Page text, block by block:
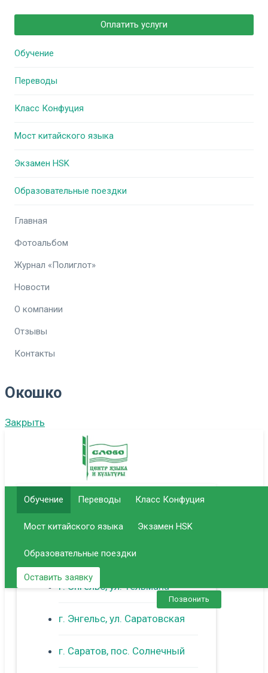
Оплатить услуги
Обучение
Переводы
Класс Конфуция
Мост китайского языка
Экзамен HSK
Образовательные поездки
Главная
Фотоальбом
Журнал «Полиглот»
Новости
О компании
Отзывы
Контакты
Окошко
Закрыть
Позвонить
г. Саратов Центральный офис
г. Балаково
г. Энгельс, ул. Тельмана
г. Энгельс, ул. Саратовская
г. Саратов, пос. Солнечный
Обучение Переводы Класс Конфуция
Мост китайского языка Экзамен HSK
Образовательные поездки
Оставить заявку